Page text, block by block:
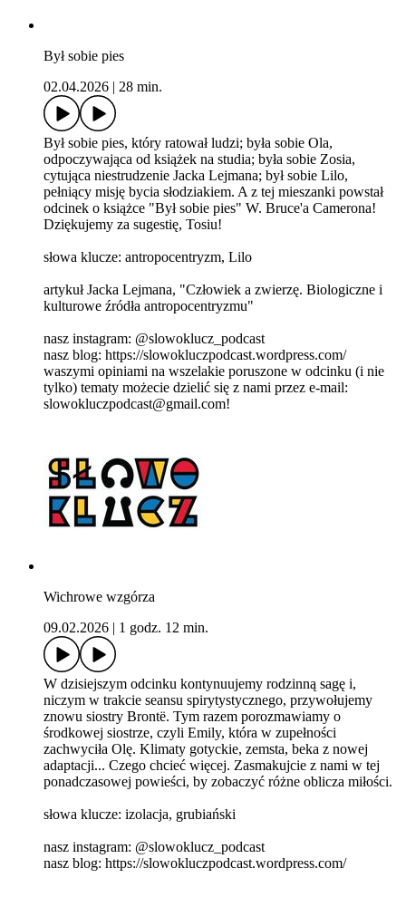
Był sobie pies
02.04.2026
28 min.
Był sobie pies, który ratował ludzi; była sobie Ola,
odpoczywająca od książek na studia; była sobie Zosia,
cytująca niestrudzenie Jacka Lejmana; był sobie Lilo,
pełniący misję bycia słodziakiem. A z tej mieszanki powstał
odcinek o książce "Był sobie pies" W. Bruce'a Camerona!
Dziękujemy za sugestię, Tosiu!
słowa klucze: antropocentryzm, Lilo
artykuł Jacka Lejmana, "Człowiek a zwierzę. Biologiczne i
kulturowe źródła antropocentryzmu"
nasz instagram: @slowoklucz_podcast
nasz blog: https://slowokluczpodcast.wordpress.com/
waszymi opiniami na wszelakie poruszone w odcinku (i nie
tylko) tematy możecie dzielić się z nami przez e-mail:
slowokluczpodcast@gmail.com!
Wichrowe wzgórza
09.02.2026
1 godz. 12 min.
W dzisiejszym odcinku kontynuujemy rodzinną sagę i,
niczym w trakcie seansu spirytystycznego, przywołujemy
znowu siostry Brontë. Tym razem porozmawiamy o
środkowej siostrze, czyli Emily, która w zupełności
zachwyciła Olę. Klimaty gotyckie, zemsta, beka z nowej
adaptacji... Czego chcieć więcej. Zasmakujcie z nami w tej
ponadczasowej powieści, by zobaczyć różne oblicza miłości.
słowa klucze: izolacja, grubiański
nasz instagram: @slowoklucz_podcast
nasz blog: https://slowokluczpodcast.wordpress.com/